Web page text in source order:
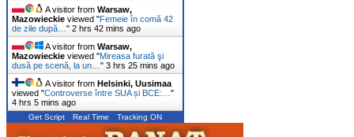
A visitor from Warsaw,
Mazowieckie viewed "Femeie în comă 42
de zile după…" 2 hrs 42 mins ago
A visitor from Warsaw,
Mazowieckie viewed "Mireasa furată şi
dusă pe scenă, la un…" 3 hrs 25 mins ago
A visitor from Helsinki, Uusimaa
viewed "Controverse între SUA și BCE:…"
4 hrs 5 mins ago
Get Script Real Time Tracking ON